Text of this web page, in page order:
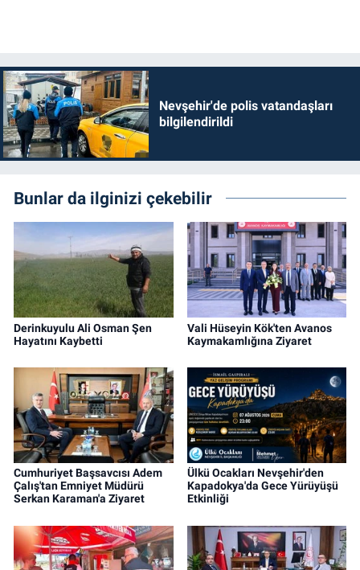
Nevşehir'de polis vatandaşları
bilgilendirildi
Bunlar da ilginizi çekebilir
Derinkuyulu Ali Osman Şen
Hayatını Kaybetti
Vali Hüseyin Kök'ten Avanos
Kaymakamlığına Ziyaret
Cumhuriyet Başsavcısı Adem
Çalış'tan Emniyet Müdürü
Serkan Karaman'a Ziyaret
Ülkü Ocakları Nevşehir'den
Kapadokya'da Gece Yürüyüşü
Etkinliği